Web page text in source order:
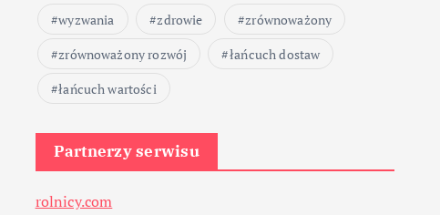
wyzwania
zdrowie
zrównoważony
zrównoważony rozwój
łańcuch dostaw
łańcuch wartości
Partnerzy serwisu
rolnicy.com